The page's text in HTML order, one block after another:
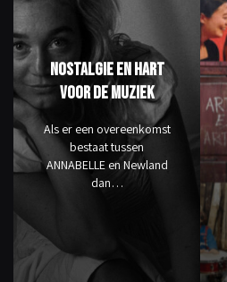
Nostalgie en hart
voor de muziek
Als er een overeenkomst
bestaat tussen
ANNABELLE en Newland
dan…